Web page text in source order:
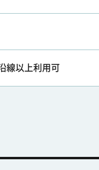
線以上利用可